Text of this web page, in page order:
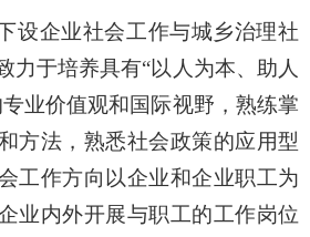
设企业社会工作与城乡治理社
力于培养具有“以人为本、助人
业价值观和国际视野，熟练掌
方法，熟悉社会政策的应用型
工作方向以企业和企业职工为
业内外开展与职工的工作岗位